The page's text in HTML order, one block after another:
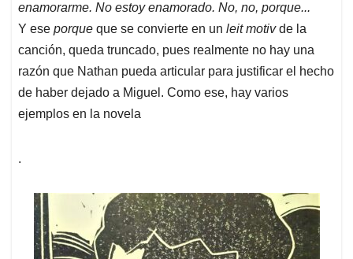
enamorarme. No estoy enamorado. No, no, porque...
Y ese porque que se convierte en un leit motivde la
canción, queda truncado, pues realmente no hay una
razón que Nathan pueda articular para justificar el hecho
de haber dejado a Miguel. Como ese, hay varios
ejemplos en la novela
.